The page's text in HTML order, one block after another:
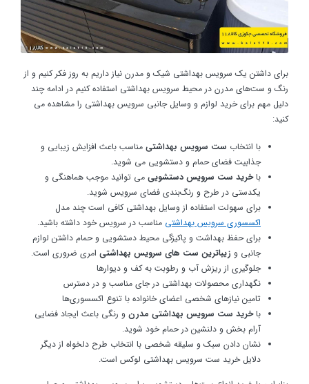
برای داشتن یک سرویس بهداشتی شیک و مدرن نیاز داریم به روز فکر کنیم و از
رنگ و ست‌های مدرن در محیط سرویس بهداشتی استفاده کنیم در ادامه چند
دلیل مهم برای خرید لوازم و وسایل جانبی سرویس بهداشتی را مشاهده می
کنید:
با انتخاب ست سرویس بهداشتی مناسب باعث افزایش زیبایی و
جذابیت فضای حمام و دستشویی می شوید.
باخرید ست سرویس دستشویی می توانید موجب هماهنگی و
یکدستی در طرح و رنگ‌بندی فضای سرویس شوید.
برای سهولت استفاده از وسایل بهداشتی کافی است چند مدل
اکسسوری‌‌ سرویس بهداشتی مناسب در سرویس خود داشته باشید.
برای حفظ بهداشت و پاکیزگی محیط دستشویی و حمام داشتن لوازم
جانبی و زیباترین ست های سرویس بهداشتی امری ضروری است.
جلوگیری از ریزش آب و رطوبت به کف و دیوارها
نگهداری محصولات بهداشتی در جای مناسب و در دسترس
تامین نیازهای شخصی اعضای خانواده با تنوع اکسسوری‌ها
باخرید ست سرویس بهداشتی مدرن و رنگی باعث ایجاد فضایی
آرام بخش و دلنشین در حمام خود شوید.
نشان دادن سبک و سلیقه شخصی با انتخاب طرح دلخواه از دیگر
دلایل خرید ست سرویس بهداشتی لوکس است.